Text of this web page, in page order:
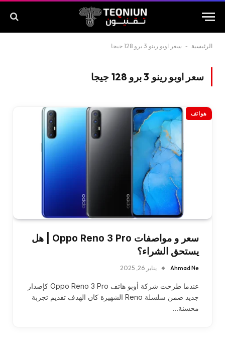
الرئيسية - سعر اوبو رينو 3 برو 128 جيجا
سعر اوبو رينو 3 برو 128 جيجا
هواتف
سعر و مواصفات Oppo Reno 3 Pro | هل
يستحق الشراء؟
Ahmad Ne يناير 26, 2025
عندما طرحت شركة أوبو هاتف Oppo Reno 3 Pro كإصدار
جديد ضمن سلسلة Reno الشهيرة كان الهدف تقديم تجربة
محسنة…